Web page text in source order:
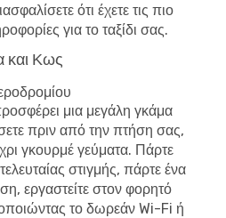
ότι έχετε τις πιο
για το ταξίδι σας.
και Κως
μια μεγάλη γκάμα
πριν από την πτήση σας,
γκουρμέ γεύματα. Πάρτε
στιγμής, πάρτε ένα
εργαστείτε στον φορητό
το δωρεάν Wi-Fi ή